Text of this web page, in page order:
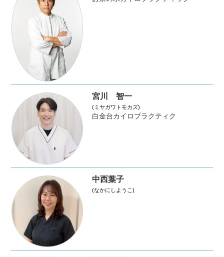
宮川 智一
(ミヤガワトモカズ)
白金台カイロプラクティク
中西葉子
(なかにしようこ)